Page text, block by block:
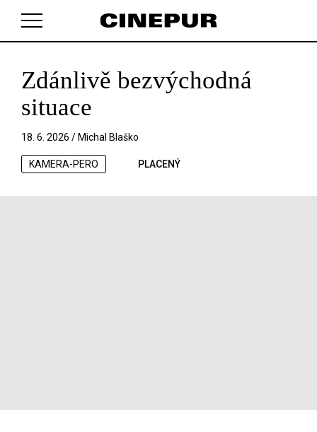
V košíku zatím nemáte žádné položky.
Zdánlivě bezvýchodná
situace
18. 6. 2026 / Michal Blaško
KAMERA-PERO PLACENÝ